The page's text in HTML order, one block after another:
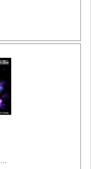
ストーリー系リーチ レイVSラオウリーチ